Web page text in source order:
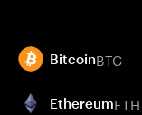
BitcoinBTC
EthereumETH